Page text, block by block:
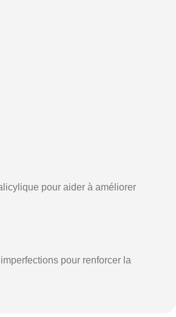
pour aider à améliorer
pour renforcer la